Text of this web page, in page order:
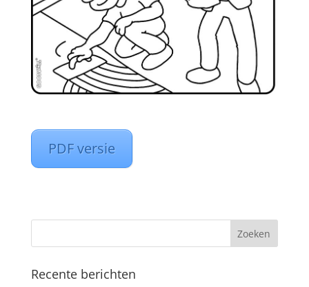
PDF versie
Recente berichten